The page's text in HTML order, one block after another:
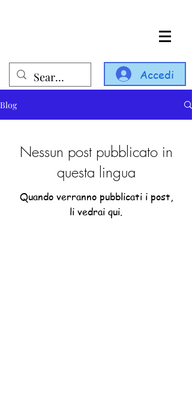
Accedi
Blog
Nessun post pubblicato in
questa lingua
Quando verranno pubblicati i post,
li vedrai qui.